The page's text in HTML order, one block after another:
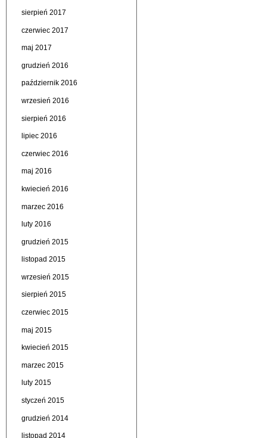
sierpień 2017
czerwiec 2017
maj 2017
grudzień 2016
październik 2016
wrzesień 2016
sierpień 2016
lipiec 2016
czerwiec 2016
maj 2016
kwiecień 2016
marzec 2016
luty 2016
grudzień 2015
listopad 2015
wrzesień 2015
sierpień 2015
czerwiec 2015
maj 2015
kwiecień 2015
marzec 2015
luty 2015
styczeń 2015
grudzień 2014
listopad 2014